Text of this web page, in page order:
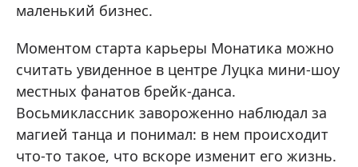
маленький бизнес.
Моментом старта карьеры Монатика можно
считать увиденное в центре Луцка мини-шоу
местных фанатов брейк-данса.
Восьмиклассник завороженно наблюдал за
магией танца и понимал: в нем происходит
что-то такое, что вскоре изменит его жизнь.